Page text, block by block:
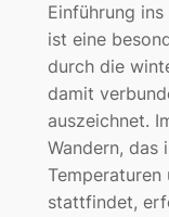
Einführung
ist eine
durch die
damit
auszeichnet.
Wandern, das
stattfindet,